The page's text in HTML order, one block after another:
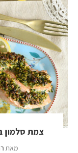
צמת סלמון
מאת